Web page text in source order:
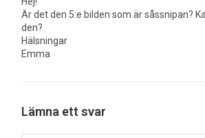
Är det den 5:e bilden som är såssnipan?
den?
Hälsningar
Emma
Lämna ett svar